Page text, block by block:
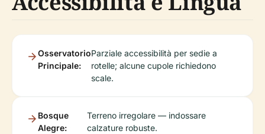
Osservatorio
Principale:
Parziale accessibilità per sedie a
rotelle; alcune cupole richiedono
scale.
Bosque
Alegre:
Terreno irregolare — indossare
calzature robuste.